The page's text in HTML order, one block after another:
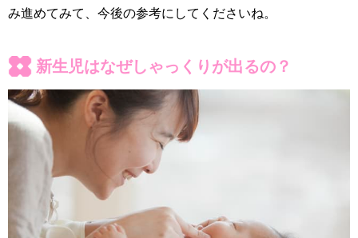
み進めてみて、今後の参考にしてくださいね。
新生児はなぜしゃっくりが出るの？